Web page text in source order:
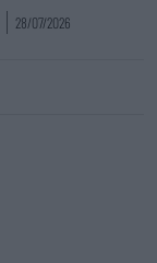
28/07/2026